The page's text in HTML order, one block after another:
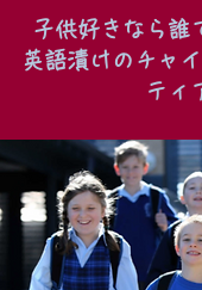
子供好きなら誰
英語漬けのチャ
ティ